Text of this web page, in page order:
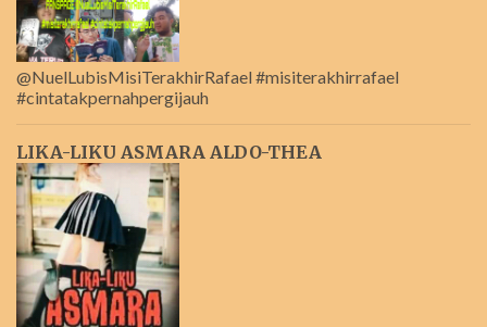
@NuelLubisMisiTerakhirRafael #misiterakhirrafael
#cintatakpernahpergijauh
LIKA-LIKU ASMARA ALDO-THEA